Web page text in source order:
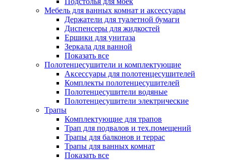
Мебель для ванных комнат и аксессуары
Держатели для туалетной бумаги
Диспенсеры для жидкостей
Ершики для унитаза
Зеркала для ванной
Показать все
Полотенцесушители и комплектующие
Аксессуары для полотенцесушителей
Комплекты полотенцесушителей
Полотенцесушители водяные
Полотенцесушители электрические
Трапы
Комплектующие для трапов
Трап для подвалов и тех.помещений
Трапы для балконов и террас
Трапы для ванных комнат
Показать все